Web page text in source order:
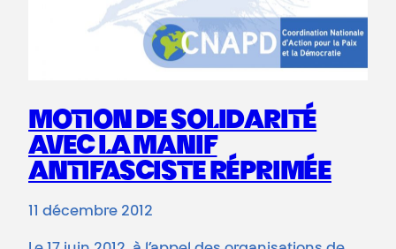
MOTION DE SOLIDARITÉ
AVEC LA MANIF
ANTIFASCISTE RÉPRIMÉE
11 décembre 2012